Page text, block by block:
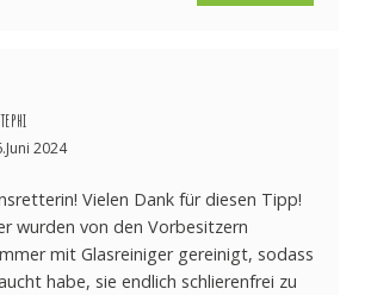
2024
Vielen Dank für diesen Tipp!
wurden von den Vorbesitzern
mit Glasreiniger gereinigt, sodass
habe, sie endlich schlierenfrei zu